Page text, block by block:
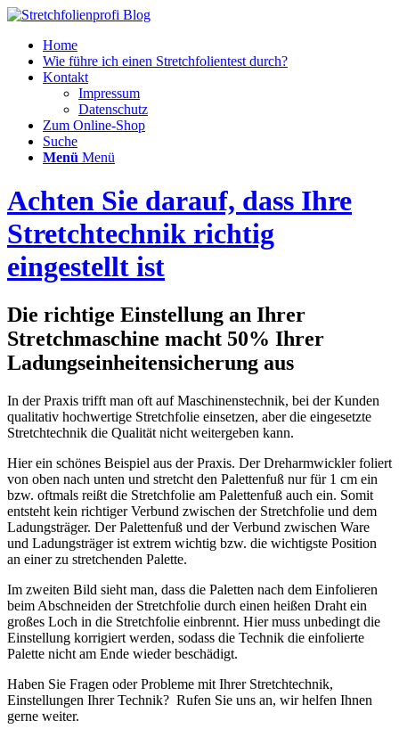
Home
Wie führe ich einen Stretchfolientest durch?
Kontakt
Impressum
Datenschutz
Zum Online-Shop
Suche
Menü Menü
Achten Sie darauf, dass Ihre
Stretchtechnik richtig
eingestellt ist
Die richtige Einstellung an Ihrer
Stretchmaschine macht 50% Ihrer
Ladungseinheitensicherung aus
In der Praxis trifft man oft auf Maschinenstechnik, bei der Kunden
qualitativ hochwertige Stretchfolie einsetzen, aber die eingesetzte
Stretchtechnik die Qualität nicht weitergeben kann.
Hier ein schönes Beispiel aus der Praxis. Der Dreharmwickler foliert
von oben nach unten und stretcht den Palettenfuß nur für 1 cm ein
bzw. oftmals reißt die Stretchfolie am Palettenfuß auch ein. Somit
entsteht kein richtiger Verbund zwischen der Stretchfolie und dem
Ladungsträger. Der Palettenfuß und der Verbund zwischen Ware
und Ladungsträger ist extrem wichtig bzw. die wichtigste Position
an einer zu stretchenden Palette.
Im zweiten Bild sieht man, dass die Paletten nach dem Einfolieren
beim Abschneiden der Stretchfolie durch einen heißen Draht ein
großes Loch in die Stretchfolie einbrennt. Hier muss unbedingt die
Einstellung korrigiert werden, sodass die Technik die einfolierte
Palette nicht am Ende wieder beschädigt.
Haben Sie Fragen oder Probleme mit Ihrer Stretchtechnik,
Einstellungen Ihrer Technik? Rufen Sie uns an, wir helfen Ihnen
gerne weiter.